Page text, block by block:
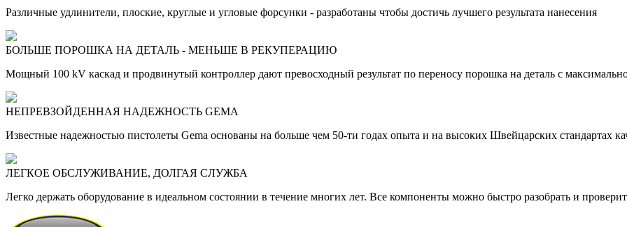
Различные удлинители, плоские, круглые и угловые форсунки - разработаны чтобы достичь лучшего результата нанесения
БОЛЬШЕ ПОРОШКА НА ДЕТАЛЬ - МЕНЬШЕ В РЕКУПЕРАЦИЮ
Мощный 100 kV каскад и продвинутый контроллер дают превосходный результат по переносу порошка на деталь с
НЕПРЕВЗОЙДЕННАЯ НАДЕЖНОСТЬ GEMA
Известные надежностью пистолеты Gema основаны на больше чем 50-ти годах опыта и на высоких Швейцарских стандартах
ЛЕГКОЕ ОБСЛУЖИВАНИЕ, ДОЛГАЯ СЛУЖБА
Легко держать оборудование в идеальном состоянии в течение многих лет. Все компоненты можно быстро разобрать и